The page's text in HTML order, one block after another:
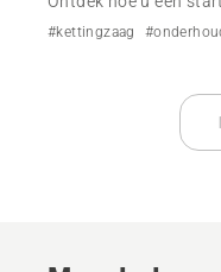
kettingzaag vervangt.
#kettingzaag